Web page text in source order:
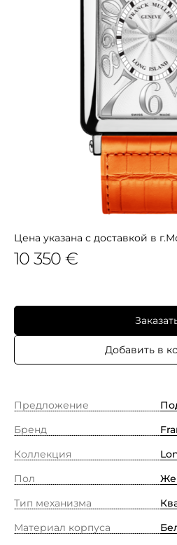
Цена указана с доставкой в
10 350 €
Добавить в
Предложение
Бренд
Коллекция
Пол
Тип механизма
Материал корпуса